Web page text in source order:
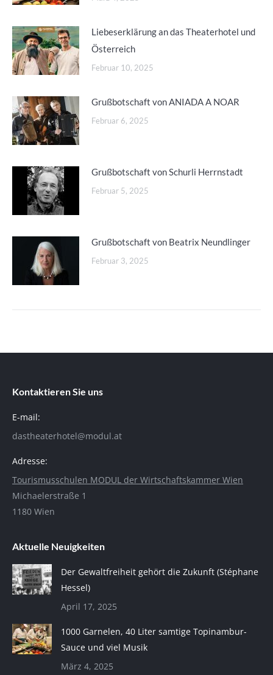
Liebeserklärung an das Theaterhotel und
Österreich
Februar 10, 2025
Grußbotschaft von ANIADA A NOAR
Februar 6, 2025
Grußbotschaft von Schurli Herrnstadt
Februar 5, 2025
Grußbotschaft von Beatrix Neundlinger
Februar 3, 2025
Kontaktieren Sie uns
E-mail:
dastheaterhotel@modul.at
Adresse:
Tourismusschulen MODUL der Wirtschaftskammer Wien
Michaelerstraße 1
1180 Wien
Aktuelle Neuigkeiten
Der Gewaltfreiheit gehört die Zukunft (Stéphane
Hessel)
April 17, 2025
1000 Garnelen, 40 Liter samtige Topinambur-
Sauce und viel Musik
März 4, 2025